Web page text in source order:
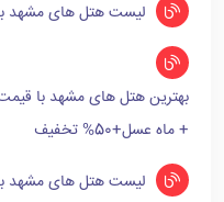
لیست هتل های مشهد با سلف
بهترین هتل های مشهد با
+ ماه عسل+50% تخفیف
لیست هتل های مشهد با